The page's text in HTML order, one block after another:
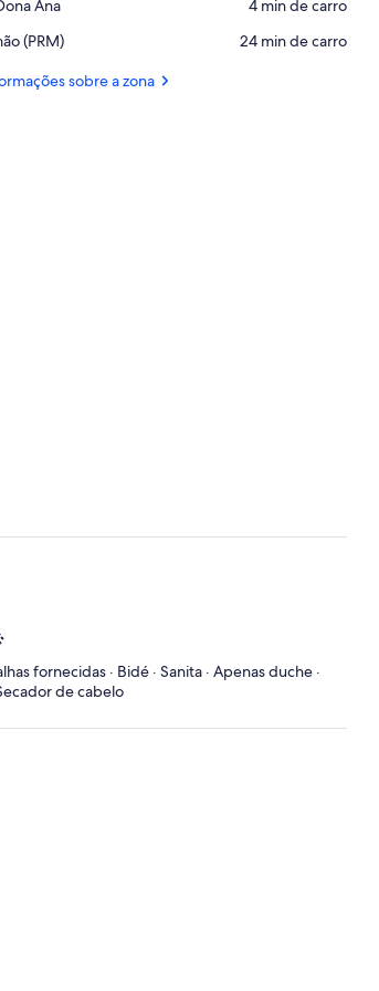
Ana
‪4 min de carro‬
(PRM)
‪24 min de carro‬
sobre a zona
fornecidas · Bidé · Sanita · Apenas duche ·
de cabelo